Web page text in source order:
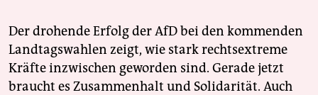
Der drohende Erfolg der AfD bei den kommenden
Landtagswahlen zeigt, wie stark rechtsextreme
Kräfte inzwischen geworden sind. Gerade jetzt
braucht es Zusammenhalt und Solidarität. Auch